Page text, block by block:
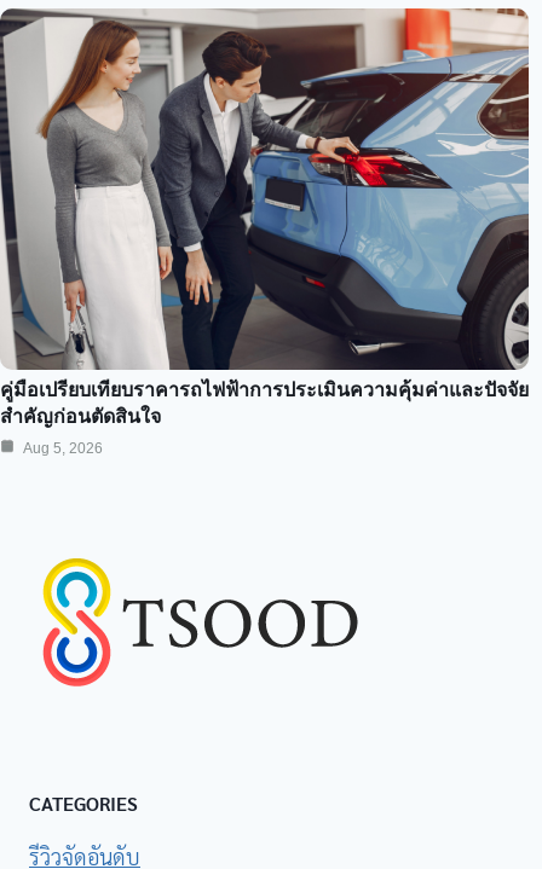
คู่มือเปรียบเทียบราคารถไฟฟ้าการประเมินความคุ้มค่าและปัจจัย
สำคัญก่อนตัดสินใจ
Aug 5, 2026
CATEGORIES
รีวิวจัดอันดับ